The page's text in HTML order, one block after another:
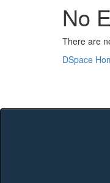
No
There are
DSpace